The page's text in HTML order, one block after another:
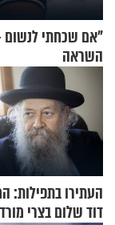
"אם שכחתי לנשום –
השראה
העתירו בתפילות:
דוד שלום בצרי